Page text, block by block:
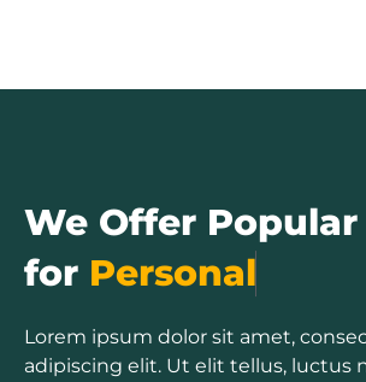
We Offer Popular
for Personal
Lorem ipsum dolor sit amet,
adipiscing elit. Ut elit tellus, luctus